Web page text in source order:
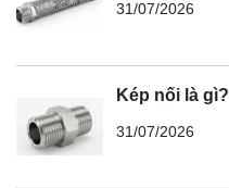
31/07/2026
Kép nối là gì?
31/07/2026